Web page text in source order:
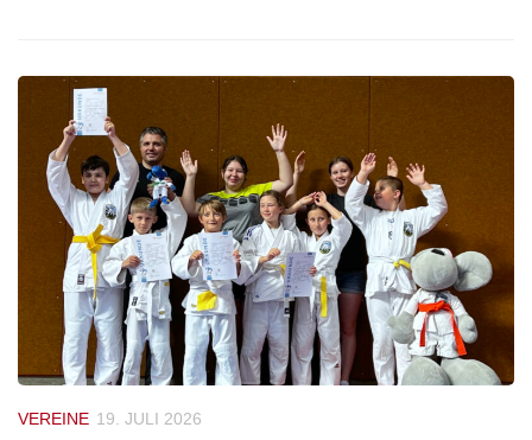
VEREINE 19. JULI 2026